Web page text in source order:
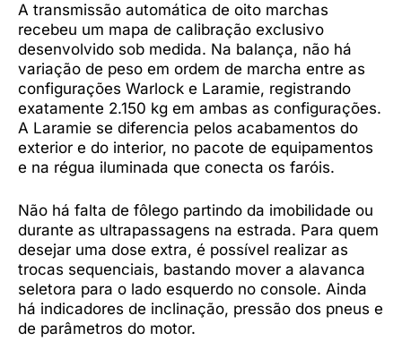
A transmissão automática de oito marchas
recebeu um mapa de calibração exclusivo
desenvolvido sob medida. Na balança, não há
variação de peso em ordem de marcha entre as
configurações Warlock e Laramie, registrando
exatamente 2.150 kg em ambas as configurações.
A Laramie se diferencia pelos acabamentos do
exterior e do interior, no pacote de equipamentos
e na régua iluminada que conecta os faróis.
Não há falta de fôlego partindo da imobilidade ou
durante as ultrapassagens na estrada. Para quem
desejar uma dose extra, é possível realizar as
trocas sequenciais, bastando mover a alavanca
seletora para o lado esquerdo no console. Ainda
há indicadores de inclinação, pressão dos pneus e
de parâmetros do motor.